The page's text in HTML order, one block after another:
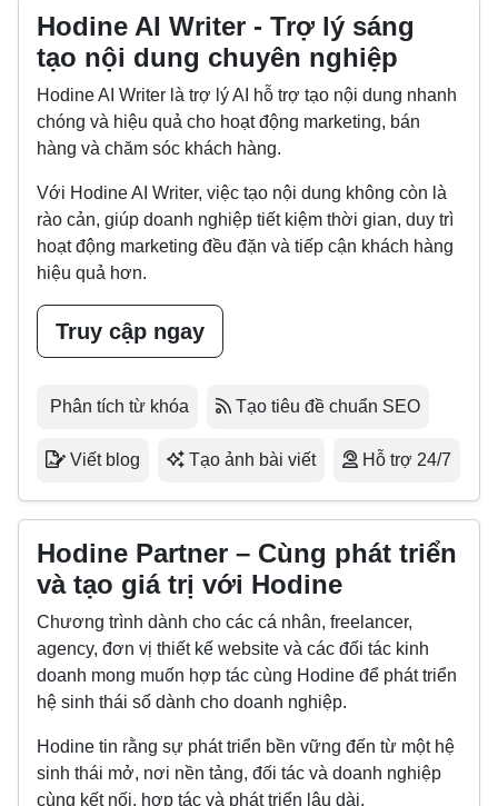
Hodine AI Writer - Trợ lý sáng
tạo nội dung chuyên nghiệp
Hodine AI Writer là trợ lý AI hỗ trợ tạo nội dung nhanh
chóng và hiệu quả cho hoạt động marketing, bán
hàng và chăm sóc khách hàng.
Với Hodine AI Writer, việc tạo nội dung không còn là
rào cản, giúp doanh nghiệp tiết kiệm thời gian, duy trì
hoạt động marketing đều đặn và tiếp cận khách hàng
hiệu quả hơn.
Truy cập ngay
Phân tích từ khóa Tạo tiêu đề chuẩn SEO
Viết blog Tạo ảnh bài viết Hỗ trợ 24/7
Hodine Partner – Cùng phát triển
và tạo giá trị với Hodine
Chương trình dành cho các cá nhân, freelancer,
agency, đơn vị thiết kế website và các đối tác kinh
doanh mong muốn hợp tác cùng Hodine để phát triển
hệ sinh thái số dành cho doanh nghiệp.
Hodine tin rằng sự phát triển bền vững đến từ một hệ
sinh thái mở, nơi nền tảng, đối tác và doanh nghiệp
cùng kết nối, hợp tác và phát triển lâu dài.